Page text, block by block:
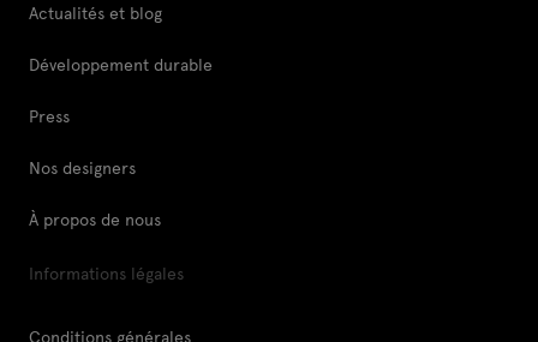
Actualités et blog
Développement durable
Press
Nos designers
À propos de nous
Informations légales
Conditions générales